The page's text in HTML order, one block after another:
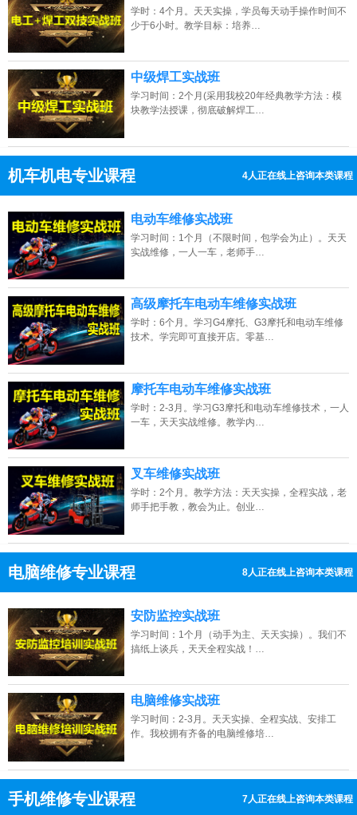
学时：4个月。天天实操，学员每天动手操作时间不
少于6小时。教学目标：培养…
中级焊工实战班
学习时间：2个月(采用我校20年经典教学方法：模
块教学法授课，彻底破解焊工…
机车机电专业课程 4人正在线上咨询本类课程
点击免费咨询电话：13807313137
电动车维修实战班
学习时间：1个月（不限时间，包学会为止）。天天
实战维修，一人一车，老师手…
高级摩托车电动车维修实战班
学时：6个月。学习G4摩托、G3摩托和电动车维修
技术。学完即可直接开店。零基…
摩托车电动车维修实战班
学时：2-3月。学习G3摩托和电动车维修技术，一人
一车，天天实战维修。教学内…
叉车维修实战班
学时：2个月。教学方法：天天实操，全程实战，老
师手把手教，教会为止。创业…
电脑维修专业课程 4人正在线上咨询本类课程
点击免费咨询电话：13807313137
安防监控实战班
学习时间：1个月（动手为主、天天实操）。我们不
搞纸上谈兵，天天全程实战！…
电脑维修实战班
学习时间：2-3月。天天实操、全程实战、安排工
作。我校拥有齐备的电脑维修培…
手机维修专业课程 8人正在线上咨询本类课程